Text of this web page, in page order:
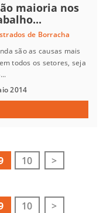
maioria nos
de Borracha
são as causas mais
todos os setores, seja
2014
10 >
10 >